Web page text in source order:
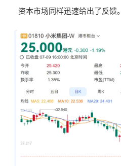
资本市场同样迅速给出了反馈。